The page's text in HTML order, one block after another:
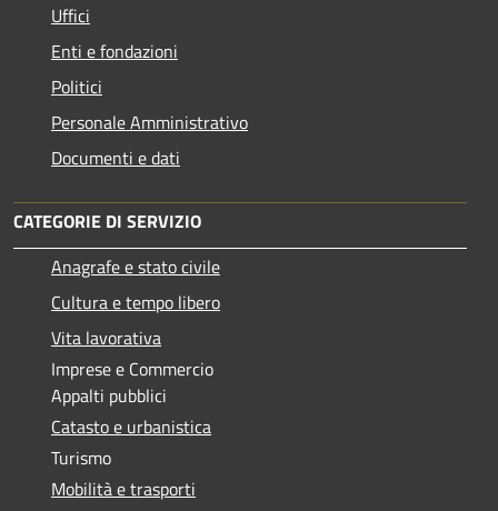
Uffici
Enti e fondazioni
Politici
Personale Amministrativo
Documenti e dati
CATEGORIE DI SERVIZIO
Anagrafe e stato civile
Cultura e tempo libero
Vita lavorativa
Imprese e Commercio
Appalti pubblici
Catasto e urbanistica
Turismo
Mobilità e trasporti